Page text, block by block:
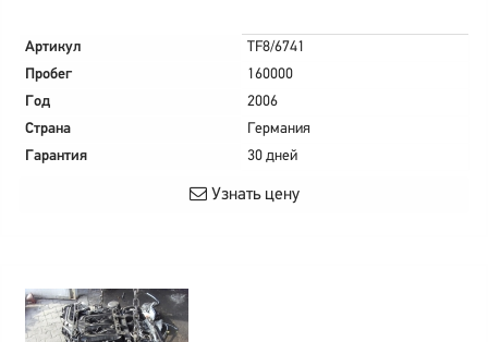
Артикул
TF8/6741
Пробег
160000
Год
2006
Страна
Германия
Гарантия
30 дней
Узнать цену